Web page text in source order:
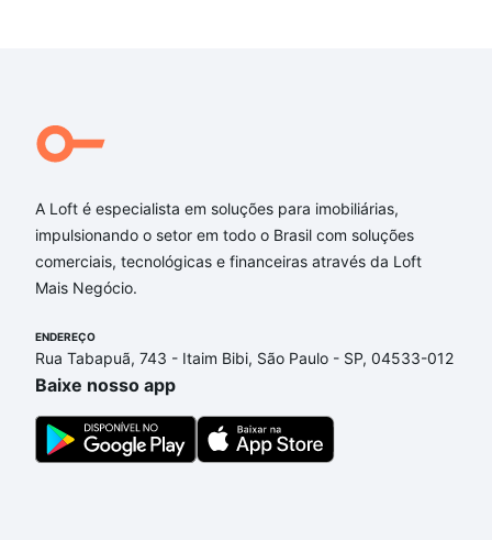
A Loft é especialista em soluções para imobiliárias,
impulsionando o setor em todo o Brasil com soluções
comerciais, tecnológicas e financeiras através da Loft
Mais Negócio.
ENDEREÇO
Rua Tabapuã, 743 - Itaim Bibi, São Paulo - SP, 04533-012
Baixe nosso app